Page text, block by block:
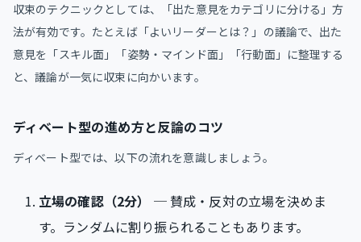
収束のテクニックとしては、「出た意見をカテゴリに分ける」方
法が有効です。たとえば「よいリーダーとは？」の議論で、出た
意見を「スキル面」「姿勢・マインド面」「行動面」に整理する
と、議論が一気に収束に向かいます。
ディベート型の進め方と反論のコツ
ディベート型では、以下の流れを意識しましょう。
立場の確認（2分）
─ 賛成・反対の立場を決めま
す。ランダムに割り振られることもあります。